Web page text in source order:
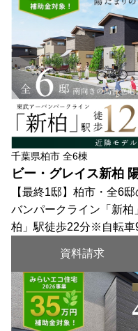
千葉県柏市 全6棟
ビー・グレイス新柏
【最終1邸】柏市・全6
バンパークライン「新
柏」駅徒歩22分※自転
資料請求